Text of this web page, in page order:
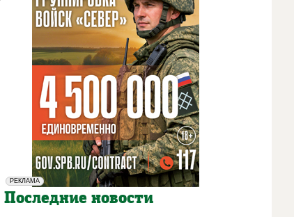
РЕКЛАМА
Социальная реклама
Последние новости